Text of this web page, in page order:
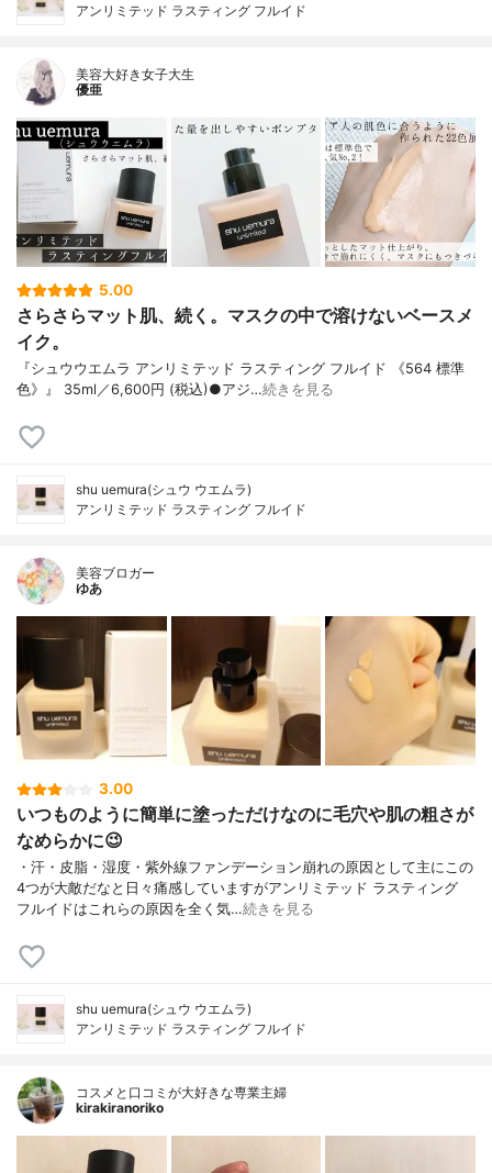
アンリミテッド ラスティング フルイド
美容大好き女子大生
優亜
5.00
さらさらマット肌、続く。マスクの中で溶けないベースメ
イク。
『シュウウエムラ アンリミテッド ラスティング フルイド 《564 標準
色》』 35ml／6,600円 (税込)●アジ…続きを見る
shu uemura(シュウ ウエムラ)
アンリミテッド ラスティング フルイド
美容ブロガー
ゆあ
3.00
いつものように簡単に塗っただけなのに毛穴や肌の粗さが
なめらかに😉
・汗・皮脂・湿度・紫外線ファンデーション崩れの原因として主にこの
4つが大敵だなと日々痛感していますがアンリミテッド ラスティング
フルイドはこれらの原因を全く気…続きを見る
shu uemura(シュウ ウエムラ)
アンリミテッド ラスティング フルイド
コスメと口コミが大好きな専業主婦
kirakiranoriko